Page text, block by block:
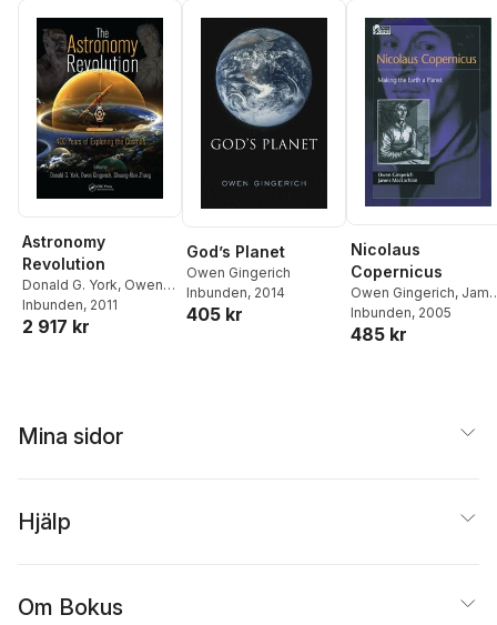
Astronomy
Revolution
Donald G. York, Owen
Gingerich, Shuang-Nan
Zhang
Inbunden, 2011
2 917 kr
God’s Planet
Owen Gingerich
Inbunden, 2014
405 kr
Nicolaus
Copernicus
Owen Gingerich,
MacLachlan
Inbunden, 2005
485 kr
Mina sidor
Hjälp
Om Bokus